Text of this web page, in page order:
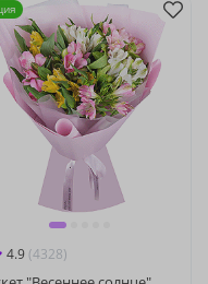
4.9 (4328)